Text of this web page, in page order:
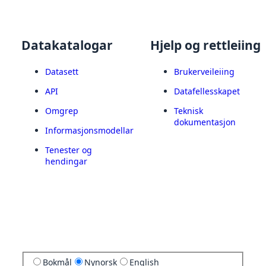
Datakatalogar
Datasett
API
Omgrep
Informasjonsmodellar
Tenester og
hendingar
Hjelp og rettleiing
Brukerveileiing
Datafellesskapet
Teknisk
dokumentasjon
Bokmål Nynorsk English